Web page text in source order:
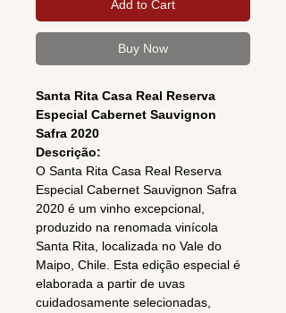
Add to Cart
Buy Now
Santa Rita Casa Real Reserva
Especial Cabernet Sauvignon
Safra 2020
Descrição:
O Santa Rita Casa Real Reserva
Especial Cabernet Sauvignon Safra
2020 é um vinho excepcional,
produzido na renomada vinícola
Santa Rita, localizada no Vale do
Maipo, Chile. Esta edição especial é
elaborada a partir de uvas
cuidadosamente selecionadas,